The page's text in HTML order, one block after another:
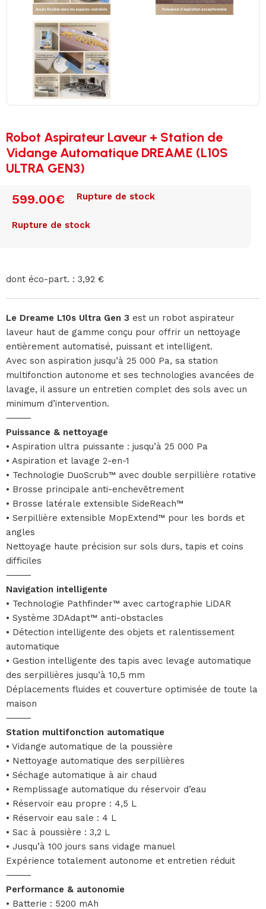
Robot Aspirateur Laveur + Station de
Vidange Automatique DREAME (L10S
ULTRA GEN3)
599.00€ Rupture de stock
Rupture de stock
dont éco-part. : 3,92 €
Le Dreame L10s Ultra Gen 3 est un robot aspirateur
laveur haut de gamme conçu pour offrir un nettoyage
entièrement automatisé, puissant et intelligent.
Avec son aspiration jusqu’à 25 000 Pa, sa station
multifonction autonome et ses technologies avancées de
lavage, il assure un entretien complet des sols avec un
minimum d’intervention.
⸻
Puissance & nettoyage
• Aspiration ultra puissante : jusqu’à 25 000 Pa
• Aspiration et lavage 2-en-1
• Technologie DuoScrub™ avec double serpillière rotative
• Brosse principale anti-enchevêtrement
• Brosse latérale extensible SideReach™
• Serpillière extensible MopExtend™ pour les bords et
angles
Nettoyage haute précision sur sols durs, tapis et coins
difficiles
⸻
Navigation intelligente
• Technologie Pathfinder™ avec cartographie LiDAR
• Système 3DAdapt™ anti-obstacles
• Détection intelligente des objets et ralentissement
automatique
• Gestion intelligente des tapis avec levage automatique
des serpillières jusqu’à 10,5 mm
Déplacements fluides et couverture optimisée de toute la
maison
⸻
Station multifonction automatique
• Vidange automatique de la poussière
• Nettoyage automatique des serpillières
• Séchage automatique à air chaud
• Remplissage automatique du réservoir d’eau
• Réservoir eau propre : 4,5 L
• Réservoir eau sale : 4 L
• Sac à poussière : 3,2 L
• Jusqu’à 100 jours sans vidage manuel
Expérience totalement autonome et entretien réduit
⸻
Performance & autonomie
• Batterie : 5200 mAh